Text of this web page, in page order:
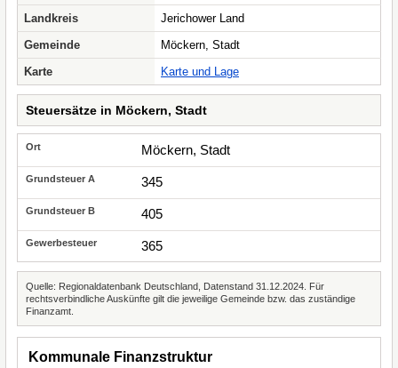
Landkreis
Jerichower Land
Gemeinde
Möckern, Stadt
Karte
Karte und Lage
Steuersätze in Möckern, Stadt
Möckern, Stadt
345
405
365
Quelle: Regionaldatenbank Deutschland, Datenstand 31.12.2024. Für
rechtsverbindliche Auskünfte gilt die jeweilige Gemeinde bzw. das zuständige
Finanzamt.
Kommunale Finanzstruktur